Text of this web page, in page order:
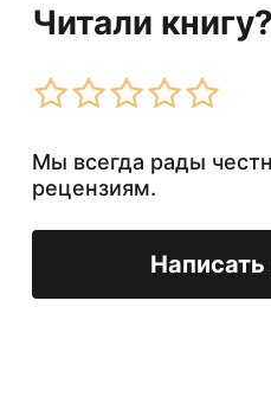
Читали
Мы всегда рады
рецензиям.